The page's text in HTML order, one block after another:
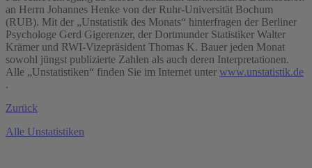
an Herrn Johannes Henke von der Ruhr-Universität Bochum
(RUB). Mit der „Unstatistik des Monats“ hinterfragen der Berliner
Psychologe Gerd Gigerenzer, der Dortmunder Statistiker Walter
Krämer und RWI-Vizepräsident Thomas K. Bauer jeden Monat
sowohl jüngst publizierte Zahlen als auch deren Interpretationen.
Alle „Unstatistiken“ finden Sie im Internet unter www.unstatistik.de
.
Zurück
Alle Unstatistiken